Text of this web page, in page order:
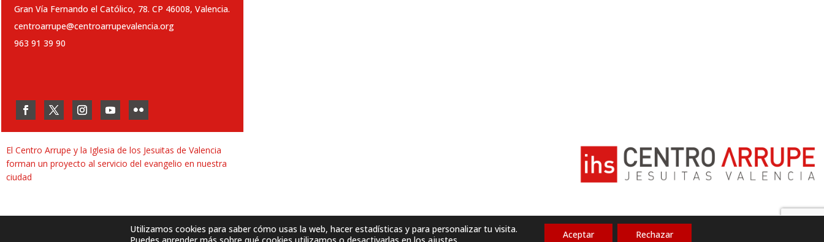
Gran Vía Fernando el Católico, 78. CP 46008, Valencia.
centroarrupe@centroarrupevalencia.org
963 91 39 90
El Centro Arrupe y la Iglesia de los Jesuitas de Valencia
forman un proyecto al servicio del evangelio en nuestra
ciudad
Utilizamos cookies para saber cómo usas la web, hacer estadísticas y para personalizar tu visita.
Aceptar Rechazar